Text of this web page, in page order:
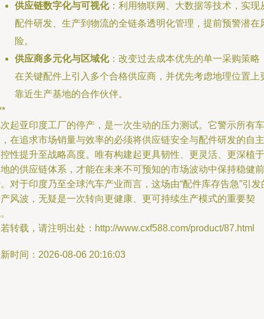
供应链数字化与可视化：利用物联网、大数据等技术，实现
配件研发、生产到物流的全链条透明化管理，提前预警潜在
险。
供应商多元化与区域化：改变过去成本优先的单一采购策略
在关键配件上引入多个合格供应商，并优先考虑地理位置上
靠近生产基地的合作伙伴。
起亚印度工厂的停产，是一次生动的压力测试。它警示所有车
在追求市场销量与效率的必须将供应链安全与配件研发的自主
性提升至战略高度。唯有构建起更具韧性、更灵活、更深植于
的供应链体系，才能在未来不可预知的市场波动中保持稳健前
对于印度乃至全球汽车产业而言，这场由“配件库存告急”引发
风波，无疑是一次转向更健康、更可持续生产模式的重要契
转载，请注明出处：http://www.cxf588.com/product/87.html
时间：2026-08-06 20:16:03